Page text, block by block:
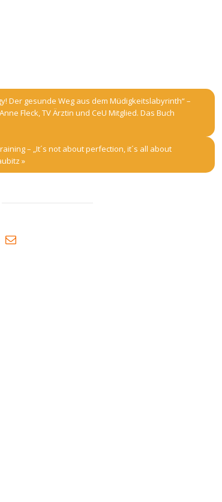
Der gesunde Weg aus dem Müdigkeitslabyrinth“ –
Fleck, TV Ärztin und CeU Mitglied. Das Buch
– „It´s not about perfection, it´s all about
»